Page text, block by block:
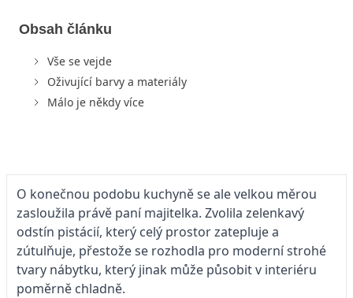
Obsah článku
Vše se vejde
Oživující barvy a materiály
Málo je někdy více
O konečnou podobu kuchyně se ale velkou měrou
zasloužila právě paní majitelka. Zvolila zelenkavý
odstín pistácií, který celý prostor zatepluje a
zútulňuje, přestože se rozhodla pro moderní strohé
tvary nábytku, který jinak může působit v interiéru
poměrně chladně.